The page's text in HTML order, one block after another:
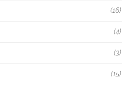
(16)
(4)
(3)
(15)